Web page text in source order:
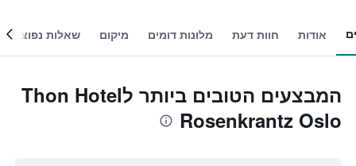
אודות חוות דעת מלונות דומים מיקום שאלות נפוצות
המבצעים הטובים ביותר לThon Hotel
Rosenkrantz Oslo